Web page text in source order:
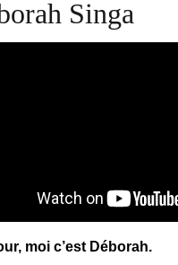
Singa
moi c’est Déborah.